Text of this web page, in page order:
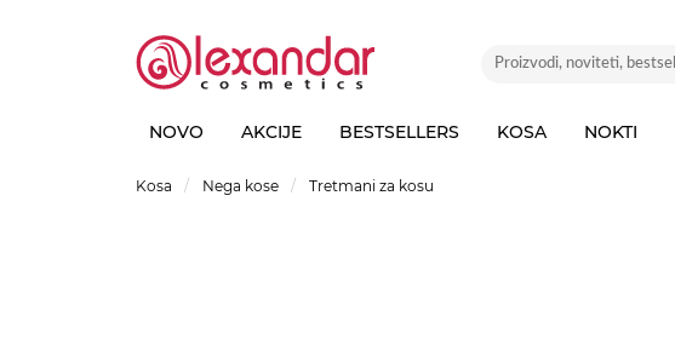
NOVO AKCIJE BESTSELLERS KOSA NOKTI
Kosa Nega kose Tretmani za kosu